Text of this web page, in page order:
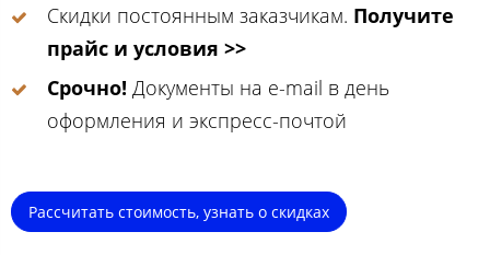
Скидки постоянным заказчикам. Получите
прайс и условия >>
Срочно! Документы на e-mail в день
оформления и экспресс-почтой
Рассчитать стоимость, узнать о скидках